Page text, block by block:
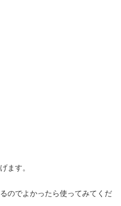
ます。
のでよかったら使ってみてくだ